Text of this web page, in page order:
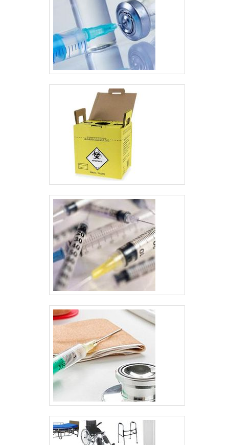
pacientes. Assim, não
apenas os móv....